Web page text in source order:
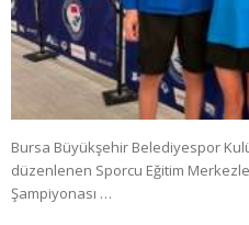
Bursa Büyükşehir Belediyespor
düzenlenen Sporcu Eğitim
Şampiyonası …